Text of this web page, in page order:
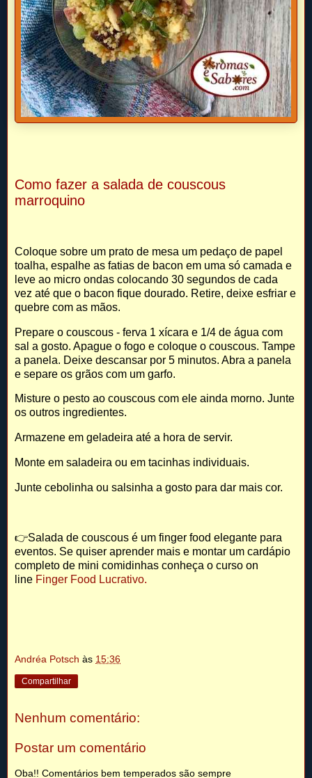
Como fazer a salada de couscous
marroquino
Coloque sobre um prato de mesa um pedaço de papel
toalha, espalhe as fatias de bacon em uma só camada e
leve ao micro ondas colocando 30 segundos de cada
vez até que o bacon fique dourado. Retire, deixe esfriar e
quebre com as mãos.
Prepare o couscous - ferva 1 xícara e 1/4 de água com
sal a gosto. Apague o fogo e coloque o couscous. Tampe
a panela. Deixe descansar por 5 minutos. Abra a panela
e separe os grãos com um garfo.
Misture o pesto ao couscous com ele ainda morno. Junte
os outros ingredientes.
Armazene em geladeira até a hora de servir.
Monte em saladeira ou em tacinhas individuais.
Junte cebolinha ou salsinha a gosto para dar mais cor.
👉Salada de couscous é um finger food elegante para
eventos. Se quiser aprender mais e montar um cardápio
completo de mini comidinhas conheça o curso on
line Finger Food Lucrativo.
Andréa Potsch às 15:36
Compartilhar
Nenhum comentário:
Postar um comentário
Oba!! Comentários bem temperados são sempre